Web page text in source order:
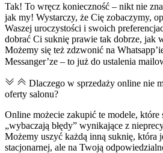
Tak! To wręcz konieczność – nikt nie
jak my! Wystarczy, że Cię zobaczymy,
Waszej uroczystości i swoich
dobrać Ci suknię prawie tak dobrze, jak
Możemy się też zdzwonić na
Messanger’ze – to już do ustalenia
Dlaczego w sprzedaży online nie
oferty salonu?
Online możecie zakupić te modele, które
„wybaczają błędy” wynikające z
Możemy uszyć każdą inną suknię, która
stacjonarnej, ale na Twoją